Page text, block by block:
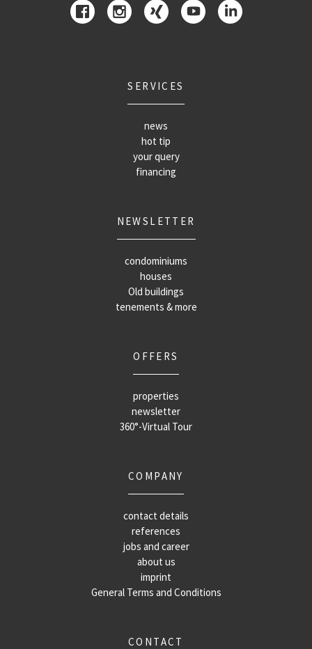
SERVICES
news
hot tip
your query
financing
NEWSLETTER
condominiums
houses
Old buildings
tenements & more
OFFERS
properties
newsletter
360°-Virtual Tour
COMPANY
contact details
references
jobs and career
about us
imprint
General Terms and Conditions
CONTACT